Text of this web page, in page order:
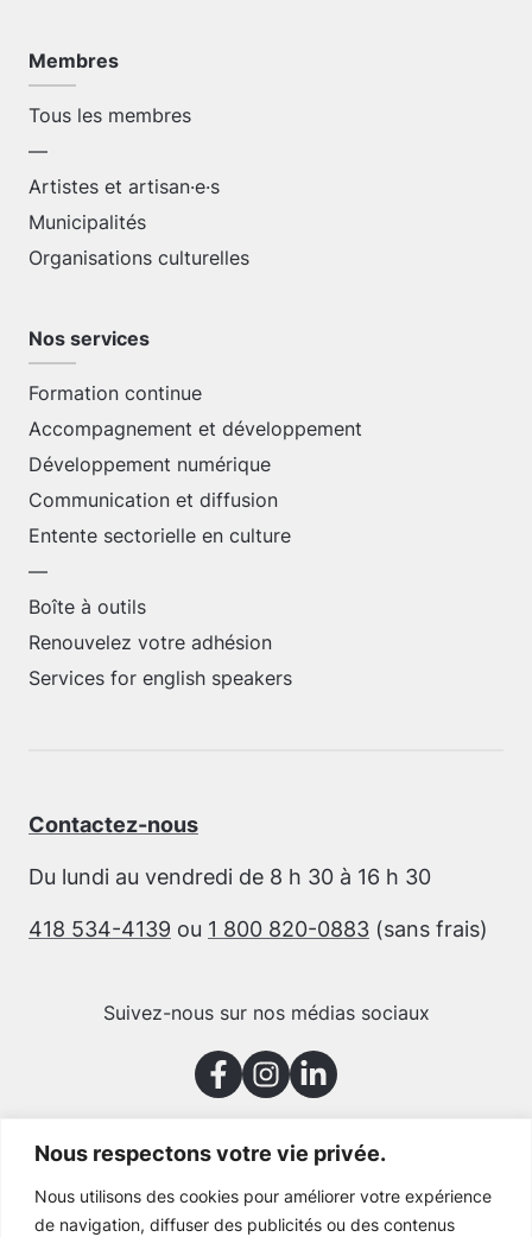
Nous respectons votre vie privée.
Nous utilisons des cookies pour améliorer votre expérience
de navigation, diffuser des publicités ou des contenus
Membres
Tous les membres
—
Artistes et artisan·e·s
Municipalités
Organisations culturelles
Nos services
Formation continue
Accompagnement et développement
Développement numérique
Communication et diffusion
Entente sectorielle en culture
—
Boîte à outils
Renouvelez votre adhésion
Services for english speakers
Contactez-nous
Du lundi au vendredi de 8 h 30 à 16 h 30
418 534-4139 ou 1 800 820-0883 (sans frais)
Suivez-nous sur nos médias sociaux
Merci à nos partenaires